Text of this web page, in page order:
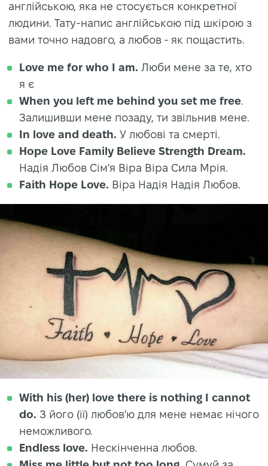
англійською, яка не стосується конкретної
людини. Тату-напис англійською під шкірою з
вами точно надовго, а любов - як пощастить.
Love me for who I am. Люби мене за те, хто
я є
When you left me behind you set me free.
Залишивши мене позаду, ти звільнив мене.
In love and death. У любові та смерті.
Hope Love Family Believe Strength Dream.
Надія Любов Сім'я Віра Віра Сила Мрія.
Faith Hope Love. Віра Надія Надія Любов.
With his (her) love there is nothing I cannot
do. З його (її) любов'ю для мене немає нічого
неможливого.
Endless love. Нескінченна любов.